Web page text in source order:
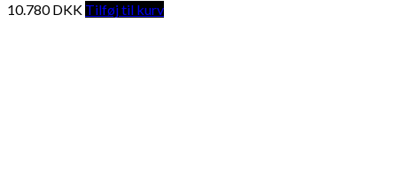
10.780DKK Tilføj til kurv